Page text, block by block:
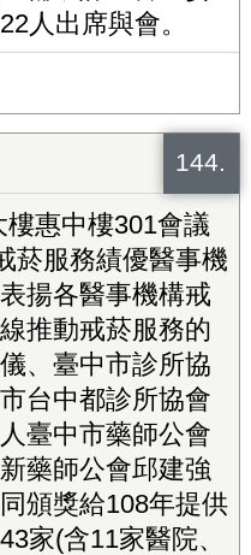
人出席與會。
144.
惠中樓301會議
菸服務績優醫事機
揚各醫事機構戒
推動戒菸服務的
、臺中市診所協
台中都診所協會
臺中市藥師公會
藥師公會邱建強
頒獎給108年提供
家(含11家醫院、